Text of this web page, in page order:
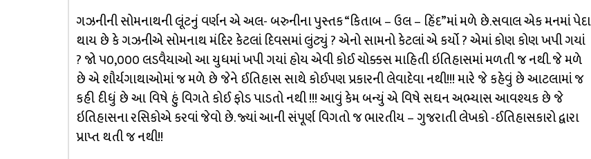
ગઝનીની સોમનાથની લૂંટનું વર્ણન એ અલ- બરુનીના પુસ્તક “કિતાબ – ઉલ – હિંદ”માં મળે છે.સવાલ એક મનમાં પેદા
થાય છે કે ગઝનીએ સોમનાથ મંદિર કેટલાં દિવસમાં લુંટ્યું ? એનો સામનો કેટલાં એ કર્યો ? એમાં કોણ કોણ ખપી ગયાં
? જો ૫૦,૦૦૦ લડવૈયાઓ આ યુધમાં ખપી ગયાં હોય એવી કોઈ ચોક્કસ માહિતી ઇતિહાસમાં મળતી જ નથી. જે મળે
છે એ શૌર્યગાથાઓમાં જ મળે છે જેને ઈતિહાસ સાથે કોઈપણ પ્રકારની લેવાદેવા નથી!!! મારે જે કહેવું છે આટલામાં જ
કહી દીધું છે આ વિષે હું વિગતે કોઈ ફોડ પાડતો નથી !!! આવું કેમ બન્યું એ વિષે સઘન અભ્યાસ આવશ્યક છે જે
ઇતિહાસના રસિકોએ કરવાં જેવો છે. જ્યાં આની સંપૂર્ણ વિગતો જ ભારતીય – ગુજરાતી લેખકો -ઈતિહાસકારો દ્વારા
પ્રાપ્ત થતી જ નથી!!